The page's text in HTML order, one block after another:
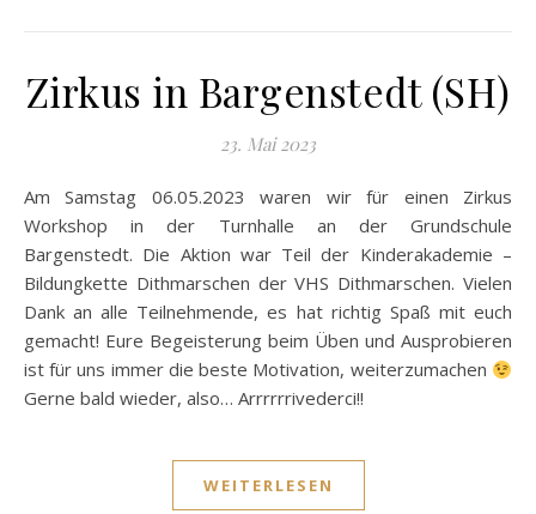
Zirkus in Bargenstedt (SH)
23. Mai 2023
Am Samstag 06.05.2023 waren wir für einen Zirkus
Workshop in der Turnhalle an der Grundschule
Bargenstedt. Die Aktion war Teil der Kinderakademie –
Bildungkette Dithmarschen der VHS Dithmarschen. Vielen
Dank an alle Teilnehmende, es hat richtig Spaß mit euch
gemacht! Eure Begeisterung beim Üben und Ausprobieren
ist für uns immer die beste Motivation, weiterzumachen
Gerne bald wieder, also… Arrrrrrivederci!!
WEITERLESEN